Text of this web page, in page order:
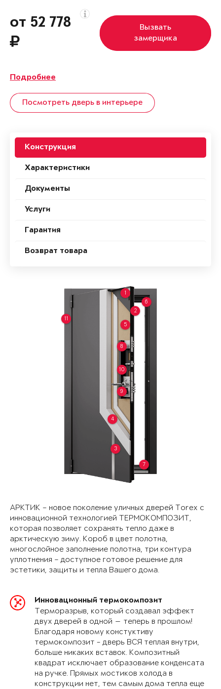
от 52 778
Вызвать
замерщика
Подробнее
Посмотреть дверь в интерьере
Конструкция
Характеристики
Документы
Услуги
Гарантия
Возврат товара
1
2
3
4
5
6
7
8
9
10
11
АРКТИК – новое поколение уличных дверей Torex с
инновационной технологией ТЕРМОКОМПОЗИТ,
которая позволяет сохранять тепло даже в
арктическую зиму. Короб в цвет полотна,
многослойное заполнение полотна, три контура
уплотнения – доступное готовое решение для
эстетики, защиты и тепла Вашего дома.
Инновационный термокомпозит
Терморазрыв, который создавал эффект
двух дверей в одной — теперь в прошлом!
Благодаря новому констуктиву
термокомпозит - дверь ВСЯ теплая внутри,
больше никаких вставок. Композитный
квадрат исключает образование конденсата
на ручке. Прямых мостиков холода в
конструкции нет, тем самым дома тепла еще